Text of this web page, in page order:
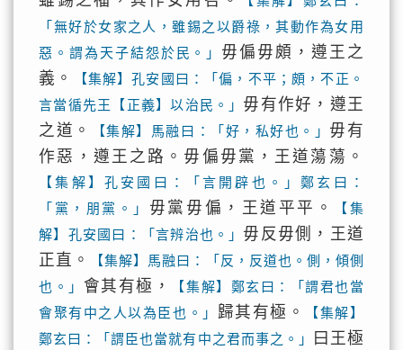
「無好於女家之人，雖錫之以爵祿，其動作為女用
惡。謂為天子結怨於民。」 毋偏毋頗，遵王之
義。
【集解】孔安國曰：「偏，不平；頗，不正。
言當循先王【正義】以治民。」 毋有作好，遵王
之道。
【集解】馬融曰：「好，私好也。」 毋有
作惡，遵王之路。毋偏毋黨，王道蕩蕩。
【集解】孔安國曰：「言開辟也。」鄭玄曰：
「黨，朋黨。」 毋黨毋偏，王道平平。
【集
解】孔安國曰：「言辨治也。」 毋反毋側，王道
正直。
【集解】馬融曰：「反，反道也。側，傾側
也。」 會其有極，
【集解】鄭玄曰：「謂君也當
會聚有中之人以為臣也。」 歸其有極。
【集解】
鄭玄曰：「謂臣也當就有中之君而事之。」
曰王極